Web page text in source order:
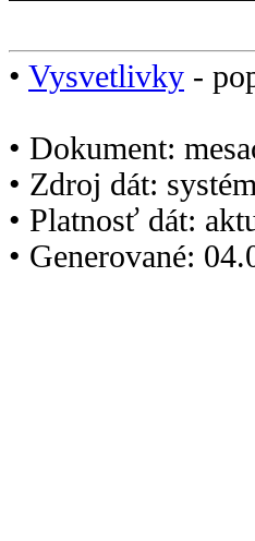
• Vysvetlivky -
• Dokument:
• Zdroj dát:
• Platnosť dát:
• Generované: